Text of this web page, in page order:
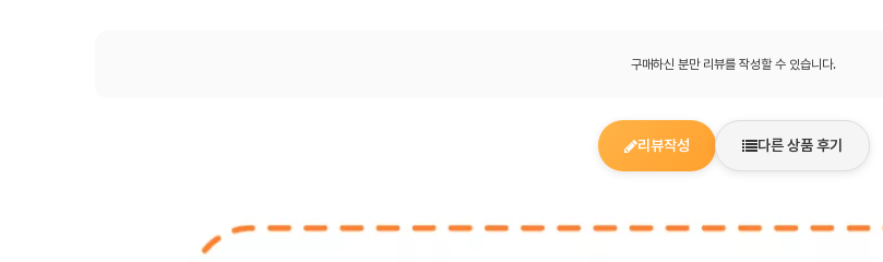
구매하신 분만 리뷰를 작성할 수 있습니다.
리뷰작성 다른 상품 후기